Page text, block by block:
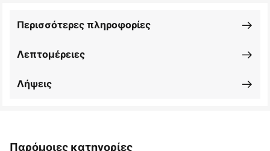
Λεπτομέρειες
Περισσότερες πληροφορίες
Λήψεις
Παρόμοιες κατηγορίες